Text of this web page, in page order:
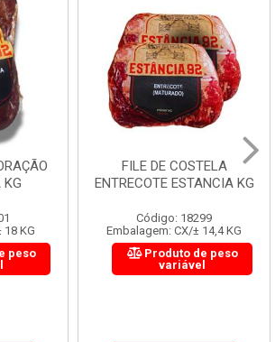
KG
18 KG
peso
FILE DE COSTELA
ENTRECOTE ESTANCIA KG
Código: 18299
Embalagem: CX/± 14,4 KG
Produto de peso
variável